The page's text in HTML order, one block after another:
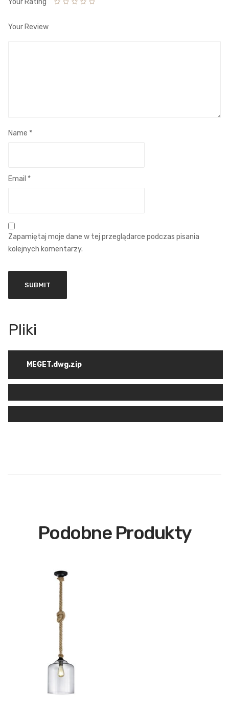
Your Rating
Your Review
Name *
Email *
Zapamiętaj moje dane w tej przeglądarce podczas pisania
kolejnych komentarzy.
MEGET.dwg.zip
Podobne Produkty